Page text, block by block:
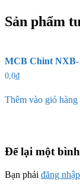
Sản phẩm
MCB Chint NXB-
0,0₫
Thêm vào giỏ hàng
Để lại một
Bạn phải đăng nhập